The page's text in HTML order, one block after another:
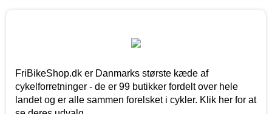
FriBikeShop.dk er Danmarks største kæde af
cykelforretninger - de er 99 butikker fordelt over hele
landet og er alle sammen forelsket i cykler. Klik her for at